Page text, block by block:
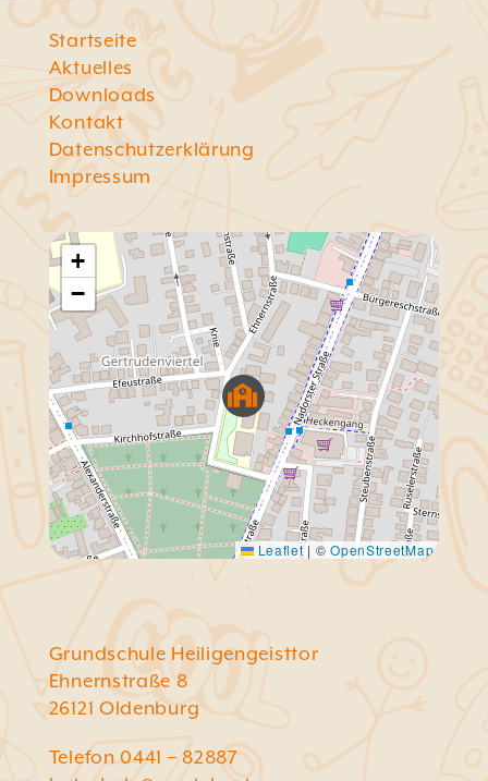
Startseite
Aktuelles
Downloads
Kontakt
Datenschutzerklärung
Impressum
+
−
Leaflet | ©OpenStreetMap
Grundschule Heiligengeisttor
Ehnernstraße 8
26121 Oldenburg
Telefon 0441 – 82887